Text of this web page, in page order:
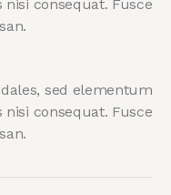
consequat. Fusce
sed elementum
consequat. Fusce